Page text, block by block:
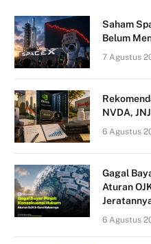
Saham
Belum
7 Agustus
NVDA,
6 Agustus
Gagal
Aturan
6 Agustus